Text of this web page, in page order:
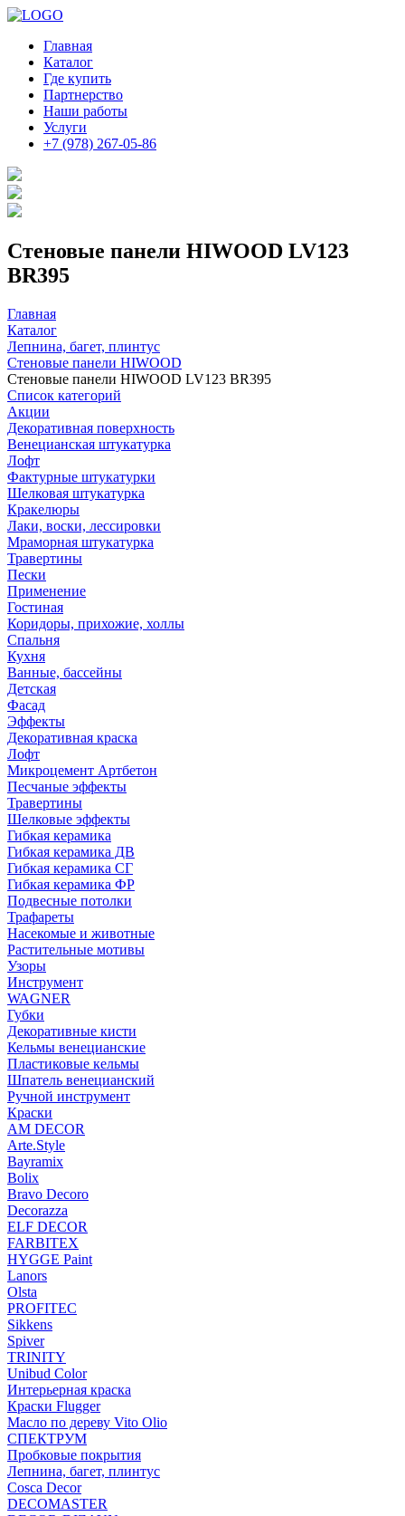
Главная
Каталог
Где купить
Партнерство
Наши работы
Услуги
+7 (978) 267-05-86
Стеновые панели HIWOOD LV123
BR395
Главная
Каталог
Лепнина, багет, плинтус
Стеновые панели HIWOOD
Стеновые панели HIWOOD LV123 BR395
Список категорий
Акции
Декоративная поверхность
Венецианская штукатурка
Лофт
Фактурные штукатурки
Шелковая штукатурка
Кракелюры
Лаки, воски, лессировки
Мраморная штукатурка
Травертины
Пески
Применение
Гостиная
Коридоры, прихожие, холлы
Спальня
Кухня
Ванные, бассейны
Детская
Фасад
Эффекты
Декоративная краска
Лофт
Микроцемент Артбетон
Песчаные эффекты
Травертины
Шелковые эффекты
Гибкая керамика
Гибкая керамика ДВ
Гибкая керамика СГ
Гибкая керамика ФР
Подвесные потолки
Трафареты
Насекомые и животные
Растительные мотивы
Узоры
Инструмент
WAGNER
Губки
Декоративные кисти
Кельмы венецианские
Пластиковые кельмы
Шпатель венецианский
Ручной инструмент
Краски
AM DECOR
Arte.Style
Bayramix
Bolix
Bravo Decoro
Decorazza
ELF DECOR
FARBITEX
HYGGE Paint
Lanors
Olsta
PROFITEC
Sikkens
Spiver
TRINITY
Unibud Color
Интерьерная краска
Краски Flugger
Масло по дереву Vito Olio
СПЕКТРУМ
Пробковые покрытия
Лепнина, багет, плинтус
Cosca Decor
DECOMASTER